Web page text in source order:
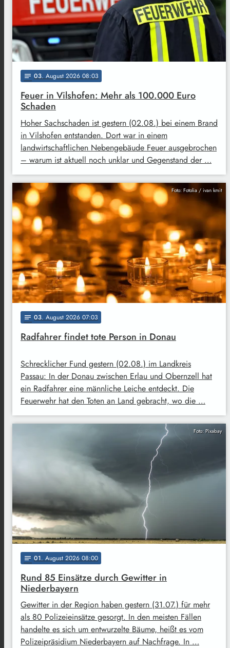
notes 03. August 2026 08:03
Feuer in Vilshofen: Mehr als 100.000 Euro
Schaden
Hoher Sachschaden ist gestern (02.08.) bei einem Brand
in Vilshofen entstanden. Dort war in einem
landwirtschaftlichen Nebengebäude Feuer ausgebrochen
– warum ist aktuell noch unklar und Gegenstand der …
Foto: Fotolia / ivan kmit
notes 03. August 2026 07:03
Radfahrer findet tote Person in Donau
Schrecklicher Fund gestern (02.08.) im Landkreis
Passau: In der Donau zwischen Erlau und Obernzell hat
ein Radfahrer eine männliche Leiche entdeckt. Die
Feuerwehr hat den Toten an Land gebracht, wo die …
Foto: Pixabay
notes 01. August 2026 08:00
Rund 85 Einsätze durch Gewitter in
Niederbayern
Gewitter in der Region haben gestern (31.07.) für mehr
als 80 Polizeieinsätze gesorgt. In den meisten Fällen
handelte es sich um entwurzelte Bäume, heißt es vom
Polizeipräsidium Niederbayern auf Nachfrage. In …